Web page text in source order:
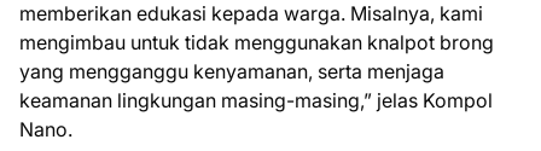
memberikan edukasi kepada warga. Misalnya, kami
mengimbau untuk tidak menggunakan knalpot brong
yang mengganggu kenyamanan, serta menjaga
keamanan lingkungan masing-masing,” jelas Kompol
Nano.